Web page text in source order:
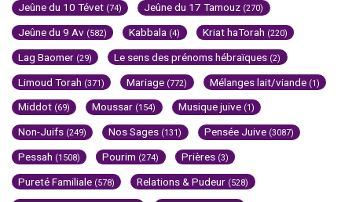
Jeûne du 10 Tévet (74) Jeûne du 17 Tamouz (270)
Jeûne du 9 Av (582) Kabbala (4) Kriat haTorah (220)
Lag Baomer (29) Le sens des prénoms hébraïques (2)
Limoud Torah (371) Mariage (772) Mélanges lait/viande (1)
Middot (69) Moussar (154) Musique juive (1)
Non-Juifs (249) Nos Sages (131) Pensée Juive (3087)
Pessah (1508) Pourim (274) Prières (3)
Pureté Familiale (578) Relations & Pudeur (528)